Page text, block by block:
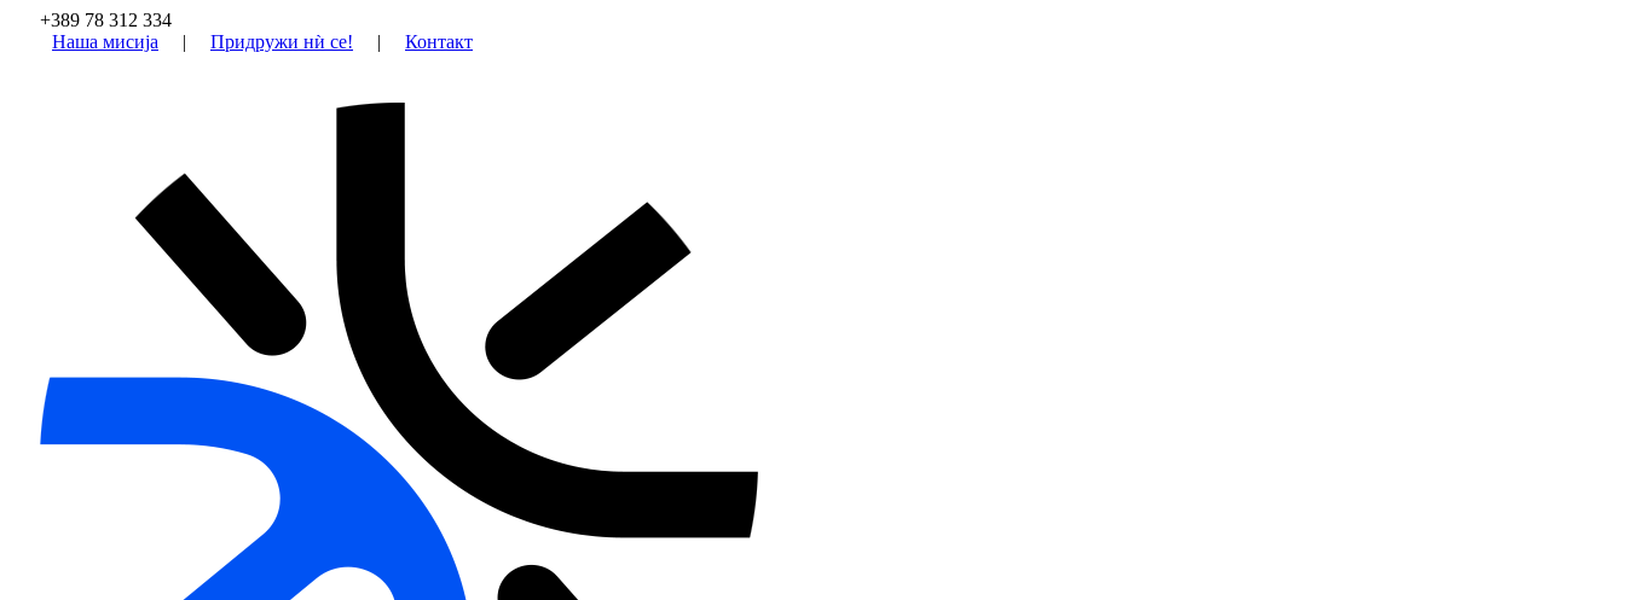
+389 78 312 334
Наша мисија
| Придружи нѝ се! | Контакт